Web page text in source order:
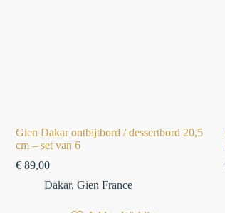
Gien Dakar ontbijtbord / dessertbord 20,5
cm – set van 6
€ 89,00
Dakar, Gien France